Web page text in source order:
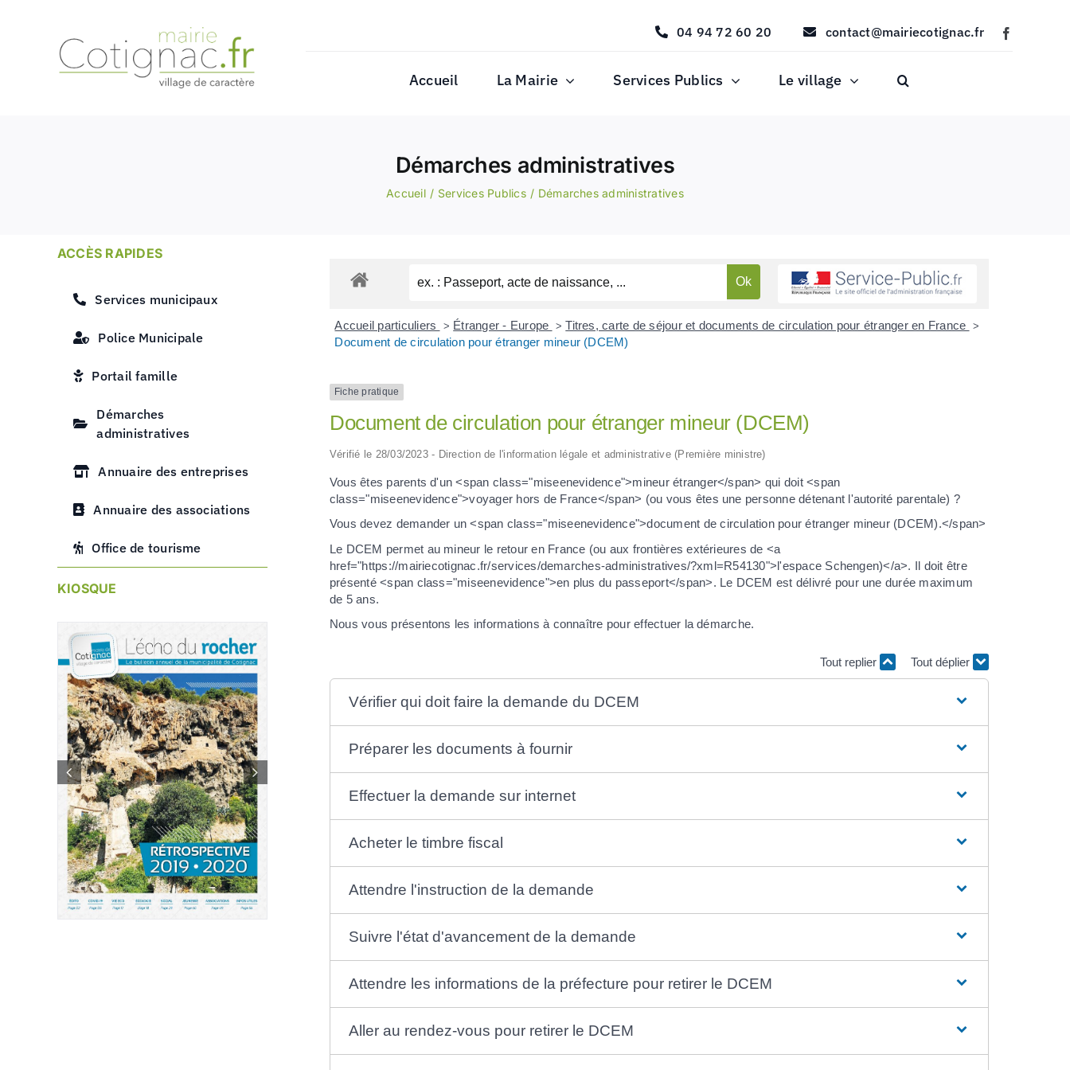
04 94 72 60 20 contact@mairiecotignac.fr
Accueil La Mairie Services Publics Le village
Démarches administratives
Accueil Services Publics Démarches administratives
ACCÈS RAPIDES
Services municipaux
Police Municipale
Portail famille
Démarches
administratives
Annuaire des entreprises
Annuaire des associations
Office de tourisme
KIOSQUE
Accueil particuliers > Étranger - Europe > Titres, carte de séjour et documents de circulation pour étranger en France >
Document de circulation pour étranger mineur (DCEM)
Fiche pratique
Document de circulation pour étranger mineur (DCEM)
Vérifié le 28/03/2023 - Direction de l'information légale et administrative (Première ministre)
Vous êtes parents d'un <span class="miseenevidence">mineur étranger</span> qui doit <span
class="miseenevidence">voyager hors de France</span> (ou vous êtes une personne détenant l'autorité parentale) ?
Vous devez demander un <span class="miseenevidence">document de circulation pour étranger mineur (DCEM).</span>
Le DCEM permet au mineur le retour en France (ou aux frontières extérieures de <a
href="https://mairiecotignac.fr/services/demarches-administratives/?xml=R54130">l'espace Schengen)</a>. Il doit être
présenté <span class="miseenevidence">en plus du passeport</span>. Le DCEM est délivré pour une durée maximum
de 5 ans.
Nous vous présentons les informations à connaître pour effectuer la démarche.
Tout replier Tout déplier
Vérifier qui doit faire la demande du DCEM
Préparer les documents à fournir
Effectuer la demande sur internet
Acheter le timbre fiscal
Attendre l'instruction de la demande
Suivre l'état d'avancement de la demande
Attendre les informations de la préfecture pour retirer le DCEM
Aller au rendez-vous pour retirer le DCEM